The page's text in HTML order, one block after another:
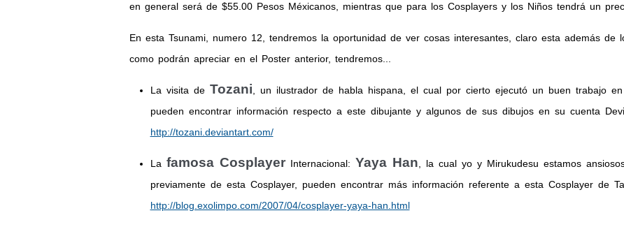
en general será de $55.00 Pesos Méxicanos, mientras que para los Cosplayers y los Niños tendrá un
En esta Tsunami, numero 12, tendremos la oportunidad de ver cosas interesantes, claro esta además de
como podrán apreciar en el Poster anterior, tendremos...
La visita de Tozani , un ilustrador de habla hispana, el cual por cierto ejecutó un buen trabajo
pueden encontrar información respecto a este dibujante y algunos de sus dibujos en su cuenta
http://tozani.deviantart.com/
La famosa CosplayerInternacional: Yaya Han , la cual yo y Mirukudesu estamos
previamente de esta Cosplayer, pueden encontrar más información referente a esta Cosplayer de
http://blog.exolimpo.com/2007/04/cosplayer-yaya-han.html